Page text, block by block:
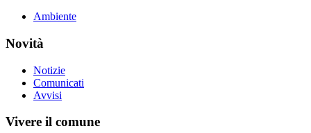
Ambiente
Novità
Notizie
Comunicati
Avvisi
Vivere il comune